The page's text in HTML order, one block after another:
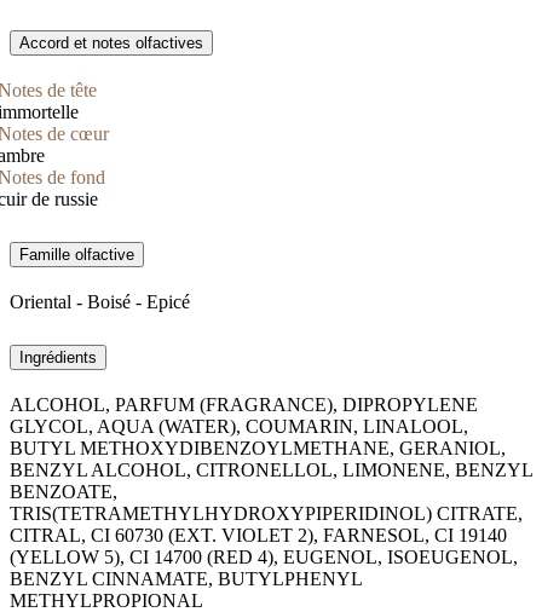
Accord et notes olfactives
de tête
de cœur
de fond
de russie
Famille olfactive
Oriental - Boisé - Epicé
Ingrédients
ALCOHOL, PARFUM (FRAGRANCE), DIPROPYLENE
GLYCOL, AQUA (WATER), COUMARIN, LINALOOL,
BUTYL METHOXYDIBENZOYLMETHANE, GERANIOL,
BENZYL ALCOHOL, CITRONELLOL, LIMONENE, BENZYL
BENZOATE,
TRIS(TETRAMETHYLHYDROXYPIPERIDINOL) CITRATE,
CITRAL, CI 60730 (EXT. VIOLET 2), FARNESOL, CI 19140
(YELLOW 5), CI 14700 (RED 4), EUGENOL, ISOEUGENOL,
BENZYL CINNAMATE, BUTYLPHENYL
METHYLPROPIONAL